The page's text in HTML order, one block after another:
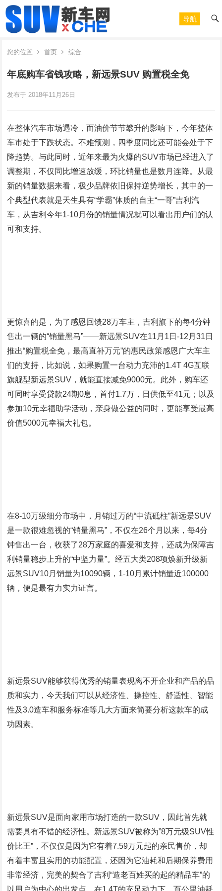
导航
您的位置 首页 综合
年底购车省钱攻略，新远景SUV 购置税全免
发布于 2018年11月26日
在整体汽车市场遇冷，而油价节节攀升的影响下，今年整体
车市处于下跌状态。不难预测，四季度同比还可能会处于下
降趋势。与此同时，近年来最为火爆的SUV市场已经进入了
调整期，不仅同比增速放缓，环比销量也是数月连降。从最
新的销量数据来看，极少品牌依旧保持逆势增长，其中的一
个典型代表就是天生具有“学霸”体质的自主“一哥”吉利汽
车，从吉利今年1-10月份的销量情况就可以看出用户们的认
可和支持。
更惊喜的是，为了感恩回馈28万车主，吉利旗下的每4分钟
售出一辆的“销量黑马”——新远景SUV在11月1日-12月31日
推出“购置税全免，最高直补万元”的惠民政策感恩广大车主
们的支持，比如说，如果购置一台动力充沛的1.4T 4G互联
旗舰型新远景SUV，就能直接减免9000元。此外，购车还
可同时享受贷款24期0息，首付1.7万，日供低至41元；以及
参加10元幸福助学活动，亲身做公益的同时，更能享受最高
价值5000元幸福大礼包。
在8-10万级细分市场中，月销过万的“中流砥柱”新远景SUV
是一款很难忽视的“销量黑马”，不仅在26个月以来，每4分
钟售出一台，收获了28万家庭的喜爱和支持，还成为保障吉
利销量稳步上升的“中坚力量”。经五大类208项焕新升级新
远景SUV10月销量为10090辆，1-10月累计销量近100000
辆，便是最有力实力证言。
新远景SUV能够获得优秀的销量表现离不开企业和产品的品
质和实力，今天我们可以从经济性、操控性、舒适性、智能
性及3.0造车和服务标准等几大方面来简要分析这款车的成
功因素。
新远景SUV是面向家用市场打造的一款SUV，因此首先就
需要具有不错的经济性。新远景SUV被称为”8万元级SUV性
价比王”，不仅仅是因为它有着7.59万元起的亲民售价，却
有着丰富且实用的功能配置，还因为它油耗和后期保养费用
非常经济，完美的契合了吉利“造老百姓买的起的精品车”的
以用户为中心的出发点，在1.4T的充足动力下，百公里油耗